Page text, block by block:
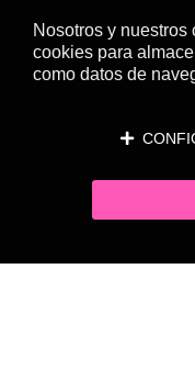
Nosotros y
cookies para
como datos de